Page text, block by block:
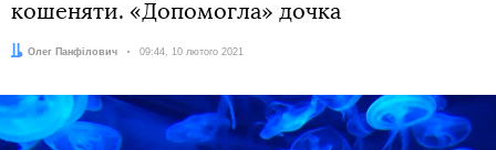
кошеняти. «Допомогла» дочка
Автор:
Олег Панфілович Дата:
09:44, 10 лютого 2021